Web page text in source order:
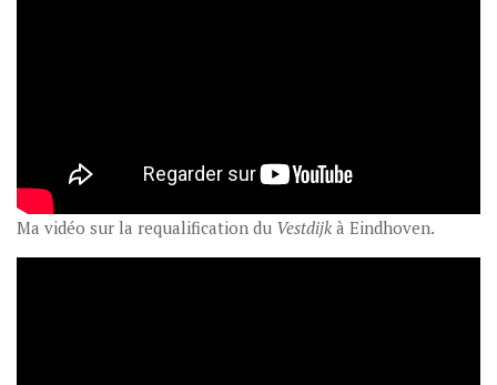
Ma vidéo sur la requalification du Vestdijk à Eindhoven.